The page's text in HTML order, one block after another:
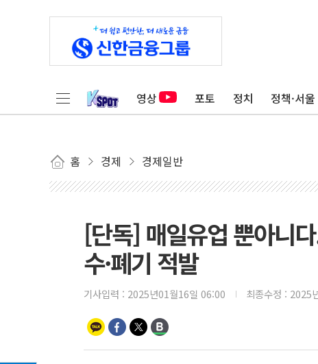
영상 포토 정치 정책·서울
홈 경제 경제일반
[단독] 매일유업 뿐아니
수·폐기 적발
기사입력 : 2025년01월16일 06:00 최종수정 : 2025